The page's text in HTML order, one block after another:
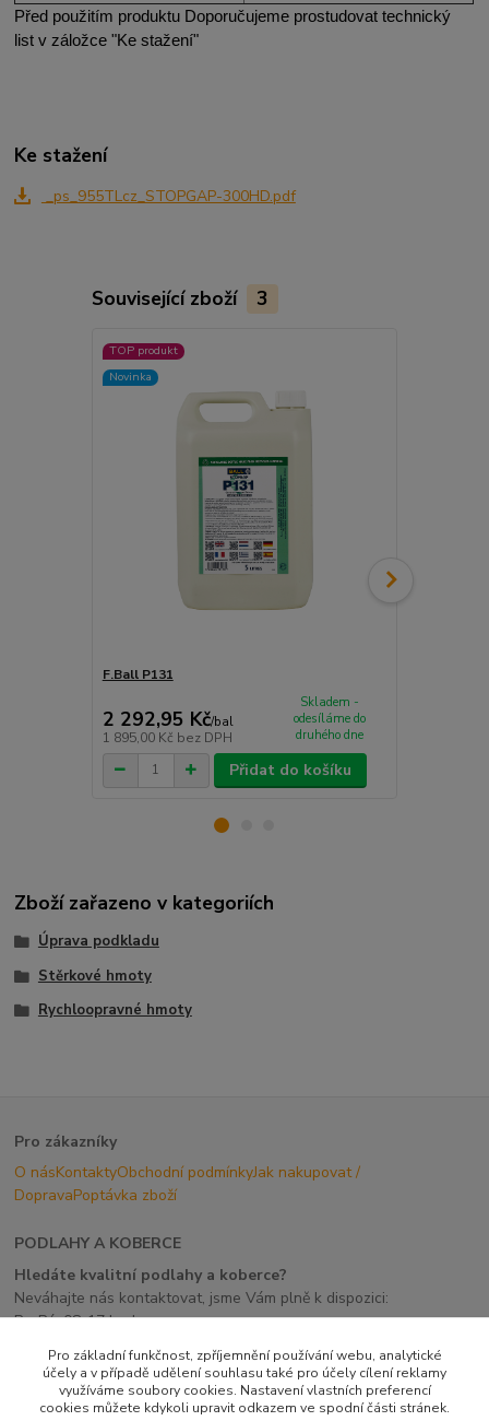
Před použitím produktu Doporučujeme prostudovat technický
list v záložce "Ke stažení"
Ke stažení
_ps_955TLcz_STOPGAP-300HD.pdf
Související zboží 3
TOP produkt
Novinka
F.Ball P131
2 292,95 Kč/bal
1 895,00 Kč bez DPH
Skladem -
odesíláme do
druhého dne
Přidat do košíku
Zboží zařazeno v kategoriích
Úprava podkladu
Stěrkové hmoty
Rychloopravné hmoty
Pro zákazníky
O násKontaktyObchodní podmínkyJak nakupovat /
DopravaPoptávka zboží
PODLAHY A KOBERCE
Hledáte kvalitní podlahy a koberce?
Neváhajte nás kontaktovat, jsme Vám plně k dispozici:
Po-Pá: 08-17 hod
Pro základní funkčnost, zpříjemnění používání webu, analytické
účely a v případě udělení souhlasu také pro účely cílení reklamy
využíváme soubory cookies. Nastavení vlastních preferencí
cookies můžete kdykoli upravit odkazem ve spodní části stránek.